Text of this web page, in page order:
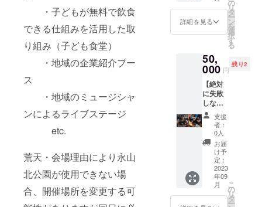
・子どもが無料で飲食
できる仕組みを活用した取
り組み（子ども食堂）
・地域の企業紹介ブー
ス
・地域のミュージシャ
ンによるライブステージ
etc.
荒天・会場理由により永山
北公園が使用できない場
合、開催場所を変更する可
✼••┈┈••
✼ 《リ
ターン
提供・
任者》
主催・
運営
宮崎 ト
ミー ・
サービ
ス内容
に関す
る効果
効能
は、個
人の体
感であ
り 全て
を保証
するも
は、個
人の体
感であ
り 全て
するも
のでは
ありま
せん。
画像や
知的財
産、著
作権は
提供・
施行責
任者に
帰属し
ます。
✼••┈┈••
✼••┈┈••
✼••┈┈••
✼••┈┈••
せん。
知的財
産、著
提供・
施行責
任者に
帰属し
ます。
✼••┈┈••
✼••┈┈••
✼••┈┈••
✼••┈┈••
✼
が、費
生する
場合は
い。 ・
家族や
グルー
プで
（５人
くら
い）お
申込み
くださ
い。 ・
基本材
料費込
み（４
人~5人
前） ・
施行責
主催・
運営
サービ
ス内容
に関す
る効果
効能
は、個
人の体
感であ
り 全て
を保証
するも
のでは
ありま
せん。
画像や
木材 使
用画
材：ア
お任せ
となり
ます
✼••┈┈••
✼••┈┈••
✼••┈┈••
✼••┈┈••
✼ 《リ
ターン
提供・
施行責
任者》
ユウ・
スミワ
タル ・
能性や
夢、目
タルの
在り方
を伝授
し続
け、夢
を叶え
る人、
目標達
成をし
たチー
ム、業
績が伸
びた企
業多
数。 ＊
友野貴
良隆寛
を一日
使い倒
せる権
時間以
内）で
す。 法
に触れ
るこ
と、一
般常識
とはか
け離れ
ている
こと、
今後の
なら
ちゃん
の活動
に支障
詳細を見る
の
リ
タ
ー
ン
を
選
択
す
る
50,
000 円
残り2
【絶対
に失敗
しない
焚き火
会 主
催権】
焚き火
は心の
癒し。
焚き火
を起こ
す。 焚
き火を
支援
者：
0人
お届
け予
定：
2023
年09
月
こ
の
リ
タ
ー